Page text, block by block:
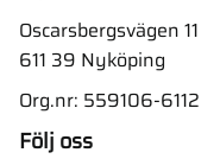
Oscarsbergsvägen 11
611 39 Nyköping
Org.nr: 559106-6112
Följ oss